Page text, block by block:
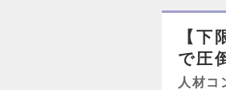
【
で圧
人材コ